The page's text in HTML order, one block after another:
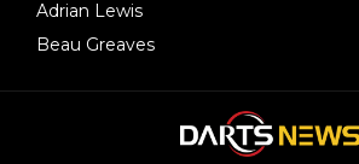
Adrian Lewis
Beau Greaves